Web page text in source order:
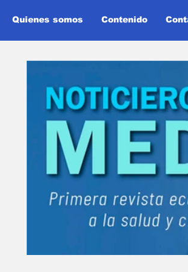
Quienes somos Contenido